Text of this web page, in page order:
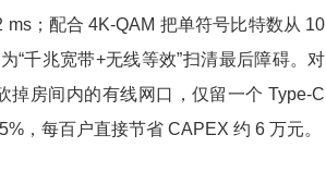
；配合 4K-QAM 把单符号比特数从 10
“千兆宽带+无线等效”扫清最后障碍。对
掉房间内的有线网口，仅留一个 Type-C
，每百户直接节省 CAPEX 约 6 万元。